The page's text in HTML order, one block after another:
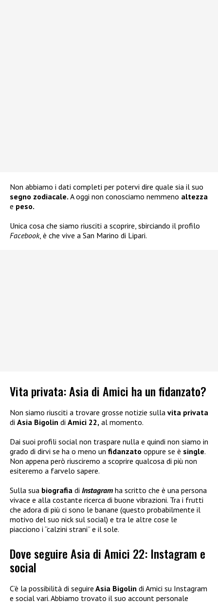
Non abbiamo i dati completi per potervi dire quale sia il suo
segno zodiacale. A oggi non conosciamo nemmeno altezza
e peso.
Unica cosa che siamo riusciti a scoprire, sbirciando il profilo
Facebook, è che vive a San Marino di Lipari.
Vita privata: Asia di Amici ha un fidanzato?
Non siamo riusciti a trovare grosse notizie sulla vita privata
di Asia Bigolin di Amici 22, al momento.
Dai suoi profili social non traspare nulla e quindi non siamo in
grado di dirvi se ha o meno un fidanzato oppure se è single.
Non appena però riusciremo a scoprire qualcosa di più non
esiteremo a farvelo sapere.
Sulla sua biografia di Instagram ha scritto che è una persona
vivace e alla costante ricerca di buone vibrazioni. Tra i frutti
che adora di più ci sono le banane (questo probabilmente il
motivo del suo nick sul social) e tra le altre cose le
piacciono i “calzini strani” e il sole.
Dove seguire Asia di Amici 22: Instagram e
social
C’è la possibilità di seguire Asia Bigolin di Amici su Instagram
e social vari. Abbiamo trovato il suo account personale